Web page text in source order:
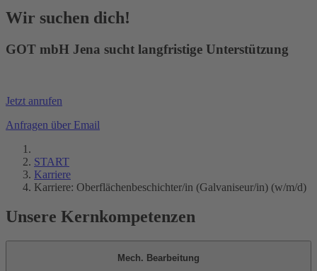
Wir suchen dich!
GOT mbH Jena sucht langfristige Unterstützung
Jetzt anrufen
Anfragen über Email
START
Karriere
Karriere: Oberflächenbeschichter/in (Galvaniseur/in) (w/m/d)
Unsere Kernkompetenzen
Mech. Bearbeitung